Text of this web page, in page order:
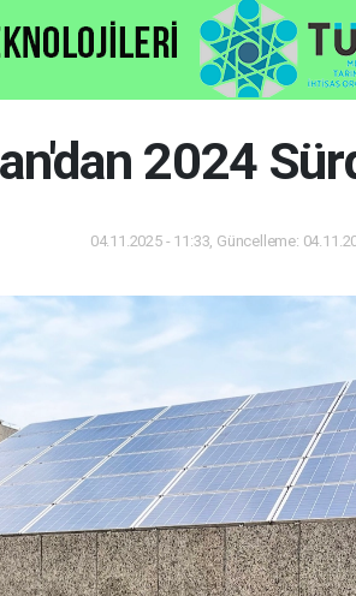
2024
04.11.2025 - 11:33, Güncelleme: